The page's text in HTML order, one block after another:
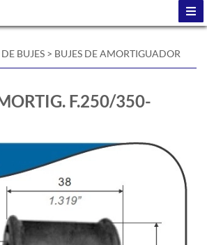
BUJES > BUJES DE AMORTIGUADOR
F.250/350-